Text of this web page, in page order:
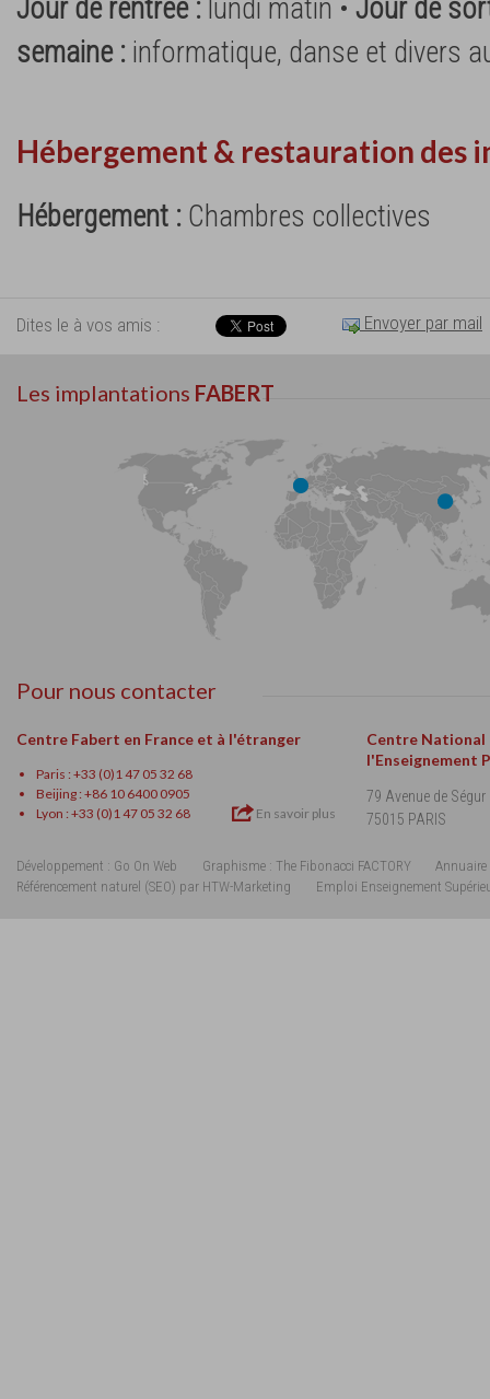
Jour de rentrée : lundi matin • Jour de
semaine : informatique, danse et divers
Hébergement & restauration des
Hébergement : Chambres collectives
Dites le à vos amis : Envoyer par mail
Les implantations FABERT
Pour nous contacter
Centre Fabert en France et à l'étranger
Paris : +33 (0)1 47 05 32 68
Beijing : +86 10 6400 0905
Lyon : +33 (0)1 47 05 32 68
En savoir plus
Centre National
l'Enseignement
79 Avenue de Ségur
75015 PARIS
Développement : Go On Web Graphisme : The Fibonacci FACTORY
Annuaire
Référencement naturel (SEO) par HTW-Marketing
Emploi Enseignement